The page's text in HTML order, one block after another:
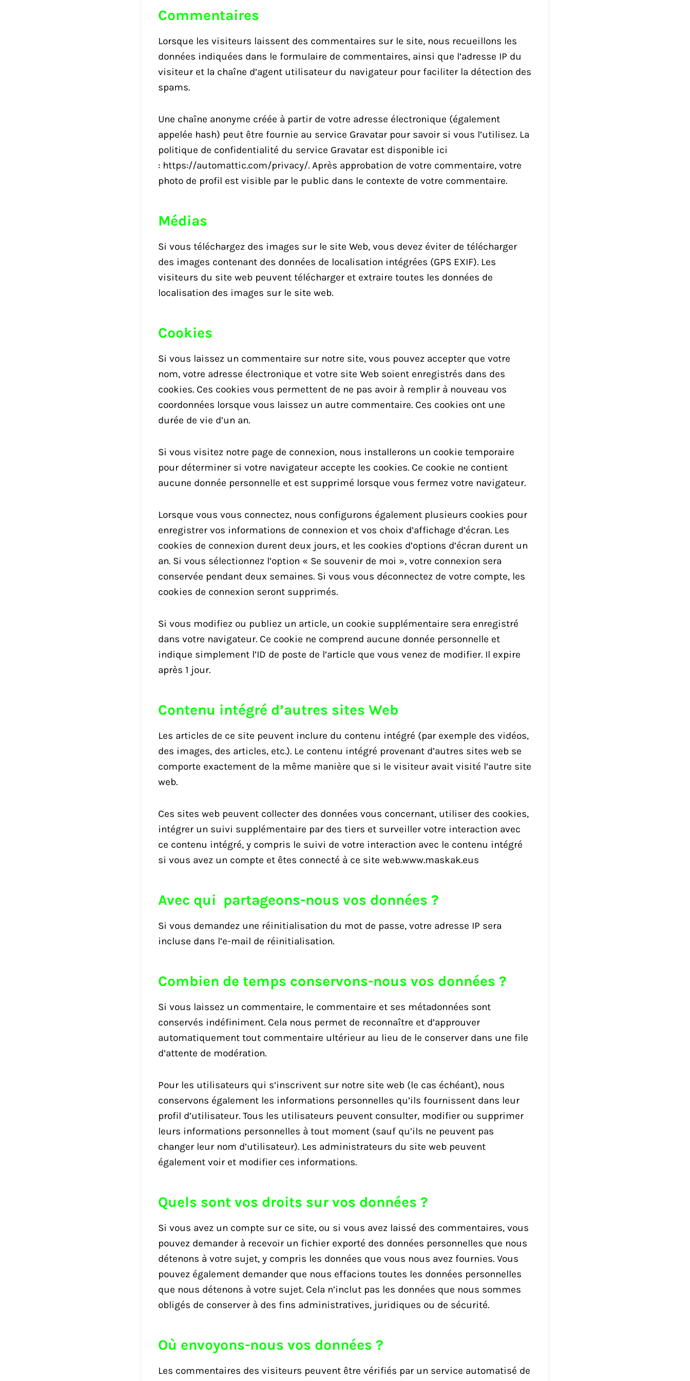
Commentaires
Lorsque les visiteurs laissent des commentaires sur le site, nous recueillons les
données indiquées dans le formulaire de commentaires, ainsi que l’adresse IP du
visiteur et la chaîne d’agent utilisateur du navigateur pour faciliter la détection des
spams.
Une chaîne anonyme créée à partir de votre adresse électronique (également
appelée hash) peut être fournie au service Gravatar pour savoir si vous l’utilisez. La
politique de confidentialité du service Gravatar est disponible ici
: https://automattic.com/privacy/. Après approbation de votre commentaire, votre
photo de profil est visible par le public dans le contexte de votre commentaire.
Médias
Si vous téléchargez des images sur le site Web, vous devez éviter de télécharger
des images contenant des données de localisation intégrées (GPS EXIF). Les
visiteurs du site web peuvent télécharger et extraire toutes les données de
localisation des images sur le site web.
Cookies
Si vous laissez un commentaire sur notre site, vous pouvez accepter que votre
nom, votre adresse électronique et votre site Web soient enregistrés dans des
cookies. Ces cookies vous permettent de ne pas avoir à remplir à nouveau vos
coordonnées lorsque vous laissez un autre commentaire. Ces cookies ont une
durée de vie d’un an.
Si vous visitez notre page de connexion, nous installerons un cookie temporaire
pour déterminer si votre navigateur accepte les cookies. Ce cookie ne contient
aucune donnée personnelle et est supprimé lorsque vous fermez votre navigateur.
Lorsque vous vous connectez, nous configurons également plusieurs cookies pour
enregistrer vos informations de connexion et vos choix d’affichage d’écran. Les
cookies de connexion durent deux jours, et les cookies d’options d’écran durent un
an. Si vous sélectionnez l’option « Se souvenir de moi », votre connexion sera
conservée pendant deux semaines. Si vous vous déconnectez de votre compte, les
cookies de connexion seront supprimés.
Si vous modifiez ou publiez un article, un cookie supplémentaire sera enregistré
dans votre navigateur. Ce cookie ne comprend aucune donnée personnelle et
indique simplement l’ID de poste de l’article que vous venez de modifier. Il expire
après 1 jour.
Contenu intégré d’autres sites Web
Les articles de ce site peuvent inclure du contenu intégré (par exemple des vidéos,
des images, des articles, etc.). Le contenu intégré provenant d’autres sites web se
comporte exactement de la même manière que si le visiteur avait visité l’autre site
web.
Ces sites web peuvent collecter des données vous concernant, utiliser des cookies,
intégrer un suivi supplémentaire par des tiers et surveiller votre interaction avec
ce contenu intégré, y compris le suivi de votre interaction avec le contenu intégré
si vous avez un compte et êtes connecté à ce site web.www.maskak.eus
Avec qui partageons-nous vos données ?
Si vous demandez une réinitialisation du mot de passe, votre adresse IP sera
incluse dans l’e-mail de réinitialisation.
Combien de temps conservons-nous vos données ?
Si vous laissez un commentaire, le commentaire et ses métadonnées sont
conservés indéfiniment. Cela nous permet de reconnaître et d’approuver
automatiquement tout commentaire ultérieur au lieu de le conserver dans une file
d’attente de modération.
Pour les utilisateurs qui s’inscrivent sur notre site web (le cas échéant), nous
conservons également les informations personnelles qu’ils fournissent dans leur
profil d’utilisateur. Tous les utilisateurs peuvent consulter, modifier ou supprimer
leurs informations personnelles à tout moment (sauf qu’ils ne peuvent pas
changer leur nom d’utilisateur). Les administrateurs du site web peuvent
également voir et modifier ces informations.
Quels sont vos droits sur vos données ?
Si vous avez un compte sur ce site, ou si vous avez laissé des commentaires, vous
pouvez demander à recevoir un fichier exporté des données personnelles que nous
détenons à votre sujet, y compris les données que vous nous avez fournies. Vous
pouvez également demander que nous effacions toutes les données personnelles
que nous détenons à votre sujet. Cela n’inclut pas les données que nous sommes
obligés de conserver à des fins administratives, juridiques ou de sécurité.
Où envoyons-nous vos données ?
Les commentaires des visiteurs peuvent être vérifiés par un service automatisé de